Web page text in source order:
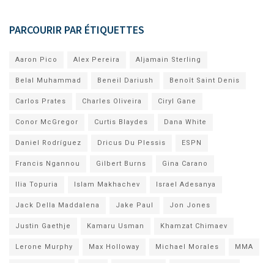
PARCOURIR PAR ÉTIQUETTES
Aaron Pico Alex Pereira Aljamain Sterling
Belal Muhammad Beneil Dariush Benoît Saint Denis
Carlos Prates Charles Oliveira Ciryl Gane
Conor McGregor Curtis Blaydes Dana White
Daniel Rodríguez Dricus Du Plessis ESPN
Francis Ngannou Gilbert Burns Gina Carano
Ilia Topuria Islam Makhachev Israel Adesanya
Jack Della Maddalena Jake Paul Jon Jones
Justin Gaethje Kamaru Usman Khamzat Chimaev
Lerone Murphy Max Holloway Michael Morales MMA